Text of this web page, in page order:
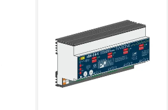
0-
xBus Attuatore Dimmer 4 canali
Distribuzione